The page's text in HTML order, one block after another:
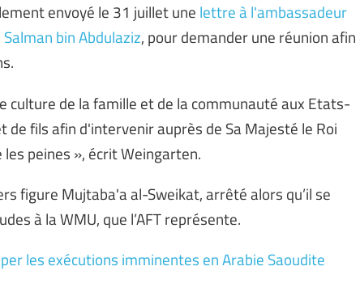
envoyé le 31 juillet une lettre à l'ambassadeur
bin Abdulaziz, pour demander une réunion afin
culture de la famille et de la communauté aux Etats-
de fils afin d'intervenir auprès de Sa Majesté le Roi
les peines », écrit Weingarten.
figure Mujtaba'a al-Sweikat, arrêté alors qu’il se
à la WMU, que l’AFT représente.
les exécutions imminentes en Arabie Saoudite